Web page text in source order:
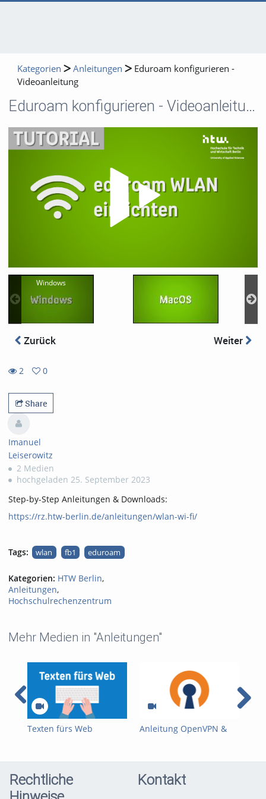
Kategorien Anleitungen
Eduroam konfigurieren -
Videoanleitung
Eduroam konfigurieren - Videoanleitung
Windows
Zurück Weiter
2
views
0
favorites
Share
Imanuel
Leiserowitz
2 Medien
hochgeladen 25. September 2023
Step-by-Step Anleitungen & Downloads:
https://rz.htw-berlin.de/anleitungen/wlan-wi-fi/
Tags: wlan fb1 eduroam
Kategorien: HTW Berlin,
Anleitungen,
Hochschulrechenzentrum
Mehr Medien in "Anleitungen"
Texten fürs Web
Anleitung OpenVPN &
Rechtliche
Kontakt